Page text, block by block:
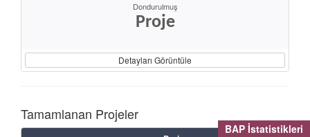
BAP İstatistikleri
Dondurulmuş
Proje
Detayları Görüntüle
Tamamlanan Projeler